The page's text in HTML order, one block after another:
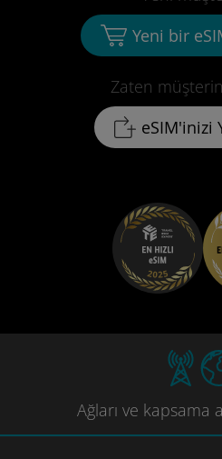
Zaten
eSIM'inizi
Yeni bir
Ağları ve kapsama